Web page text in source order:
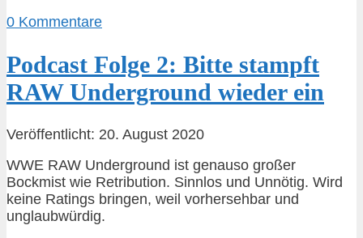
0 Kommentare
Podcast Folge 2: Bitte stampft
RAW Underground wieder ein
Veröffentlicht: 20. August 2020
WWE RAW Underground ist genauso großer
Bockmist wie Retribution. Sinnlos und Unnötig. Wird
keine Ratings bringen, weil vorhersehbar und
unglaubwürdig.